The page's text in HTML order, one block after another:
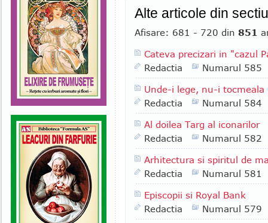
Alte articole din
Afisare: 681 - 720 din 851
Cateva precizari in "cazul
Redactia
Numarul 585
Unde-i lege, nu-i tocmeala
Redactia
Numarul 584
Al doilea Targ al iconarilor
Redactia
Numarul 582
Arhitectura si spiritul de
Redactia
Numarul 581
Episcopii si Royal Bank
Redactia
Numarul 579